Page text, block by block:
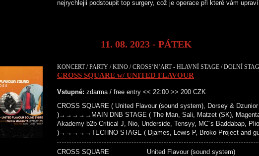
nejrychlejii podstoupit top surgery, což je operace při které vám
11. 08. 2023 - PÁTEK
KONCERT / PARTY / KINO / CROSS’N’ART - HLAVNÍ STAGE / DOLNÍ
CROSS SQUARE w/ UNITED FLAVOUR
Vstupné: zdarma / free entry << 22:00 >> 200 CZK
CROSS SQUARE ( United Flavour (sound system), Dorsey & Dzunior
)→→→→→MAIN DNB STAGE ( The Man, Sali, Matzet (SK),
Akademy b2b Critical J, Nio, Underside, Tensyy, MC´s Baddabap,
)→→→→→TECHNO STAGE ( Djames, Lewis P, Broko Project and
CROSS SQUARE United Flavour (sound